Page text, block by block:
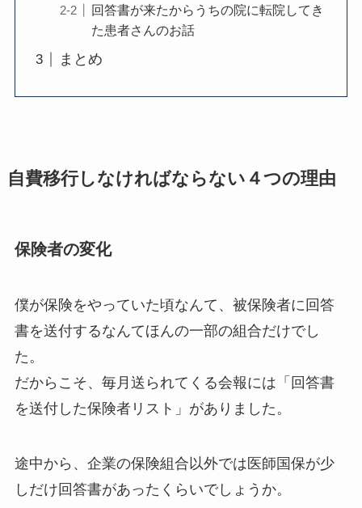
回答書が来たからうちの院に転院してき
た患者さんのお話
まとめ
自費移行しなければならない４つの理由
保険者の変化
僕が保険をやっていた頃なんて、被保険者に回答
書を送付するなんてほんの一部の組合だけでし
た。
だからこそ、毎月送られてくる会報には「回答書
を送付した保険者リスト」がありました。
途中から、企業の保険組合以外では医師国保が少
しだけ回答書があったくらいでしょうか。